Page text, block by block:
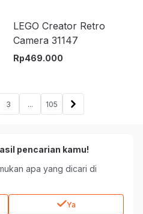
LEGO Creator Retro
Camera 31147
Rp469.000
3 ... 105
pencarian kamu!
apa yang dicari di
Ya